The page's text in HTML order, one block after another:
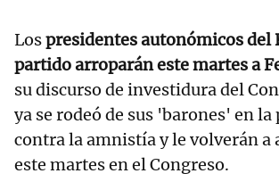
Lospresidentes autonómicos del
partido arroparán este martes a
su discurso de investidura del
ya se rodeó de sus 'barones' en la
contra la amnistía y le volverán a
este martes en el Congreso.